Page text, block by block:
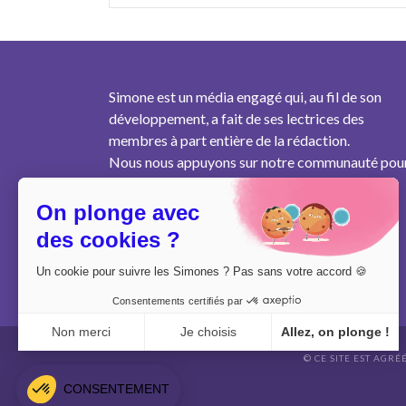
Simone est un média engagé qui, au fil de son
développement, a fait de ses lectrices des
membres à part entière de la rédaction.
Nous nous appuyons sur notre communauté
produire un contenu pertinent au plus près des
besoins des femmes de notre génération.
© CE SITE EST
On plonge avec
des cookies ?
Un cookie pour suivre les Simones ? Pas sans votre accord 🍪
Consentements certifiés par
Non merci Je choisis Allez, on plonge !
Plateforme de Gestion du Consentement : Personnalisez
CONSENTEMENT